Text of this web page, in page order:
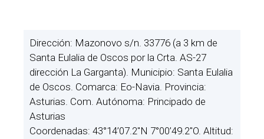
Dirección: Mazonovo s/n. 33776 (a 3 km de
Santa Eulalia de Oscos por la Crta. AS-27
dirección La Garganta). Municipio: Santa Eulalia
de Oscos. Comarca: Eo-Navia. Provincia:
Asturias. Com. Autónoma: Principado de
Asturias
Coordenadas: 43°14’07.2″N 7°00’49.2″O. Altitud: